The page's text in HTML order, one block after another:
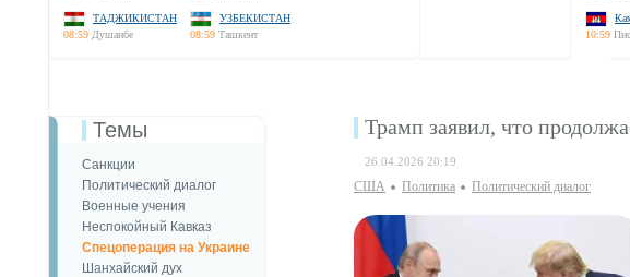
ТАДЖИКИСТАН
08:59 Душанбе
УЗБЕКИСТАН
08:59 Ташкент
10:59
Темы
Санкции
Политический диалог
Военные учения
Неспокойный Кавказ
Спецоперация на Украине
Шанхайский дух
Трамп заявил, что
26.04.2026 20:19
США Политика Политический диалог